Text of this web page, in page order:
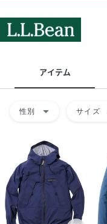
アイテム
性別 arrow_drop_down サイズ